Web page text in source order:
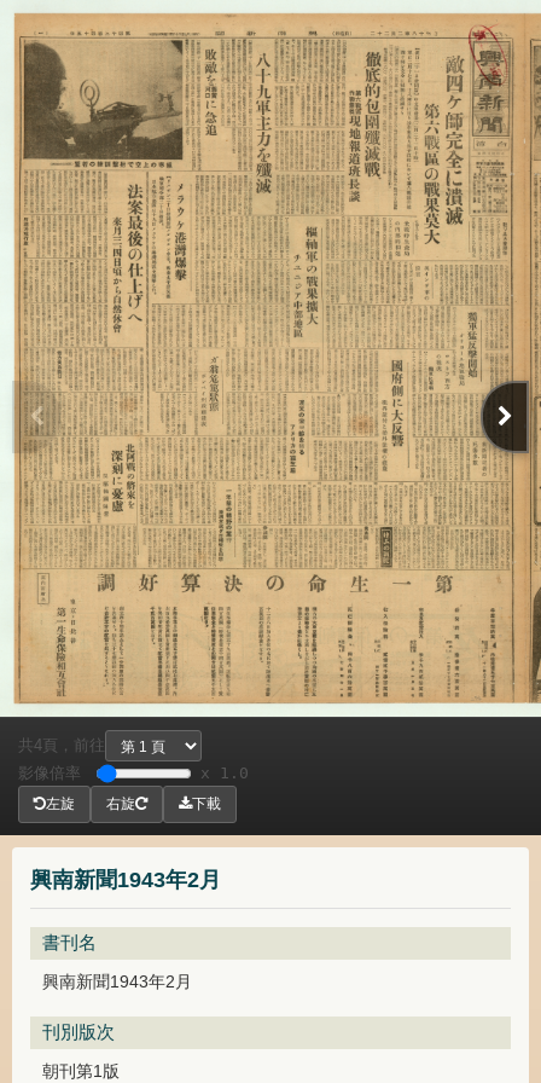
興南新聞1943年2月
書刊名
興南新聞1943年2月
刊別版次
朝刊第1版
共4頁，
前往
影像倍率
x 1.0
左旋 右旋 下載